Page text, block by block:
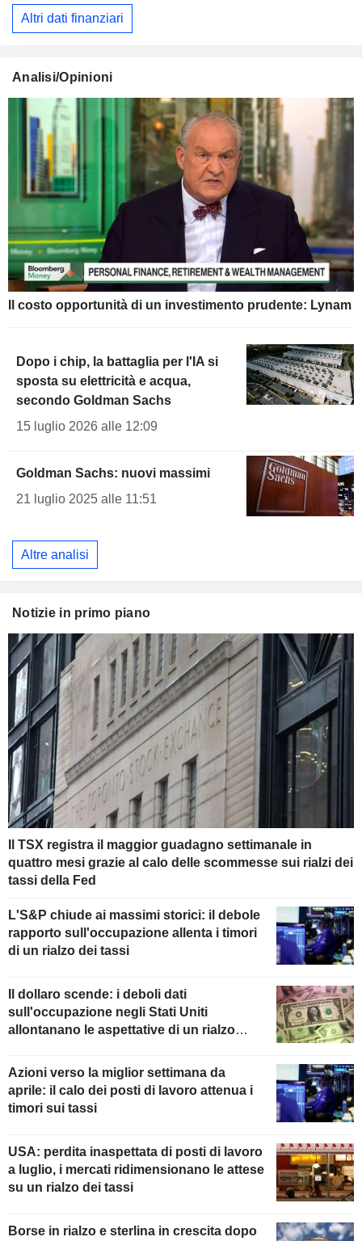
Altri dati finanziari
Analisi/Opinioni
Il costo opportunità di un investimento prudente: Lynam
Dopo i chip, la battaglia per l'IA si
sposta su elettricità e acqua,
secondo Goldman Sachs
15 luglio 2026 alle 12:09
Goldman Sachs: nuovi massimi
21 luglio 2025 alle 11:51
Altre analisi
Notizie in primo piano
Il TSX registra il maggior guadagno settimanale in
quattro mesi grazie al calo delle scommesse sui rialzi dei
tassi della Fed
L'S&P chiude ai massimi storici: il debole
rapporto sull'occupazione allenta i timori
di un rialzo dei tassi
Il dollaro scende: i deboli dati
sull'occupazione negli Stati Uniti
allontanano le aspettative di un rialzo
Azioni verso la miglior settimana da
aprile: il calo dei posti di lavoro attenua i
timori sui tassi
USA: perdita inaspettata di posti di lavoro
a luglio, i mercati ridimensionano le attese
su un rialzo dei tassi
Borse in rialzo e sterlina in crescita dopo